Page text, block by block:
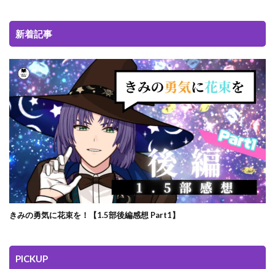
新着記事
きみの勇気に花束を！【1.5部後編感想 Part1】
PICKUP